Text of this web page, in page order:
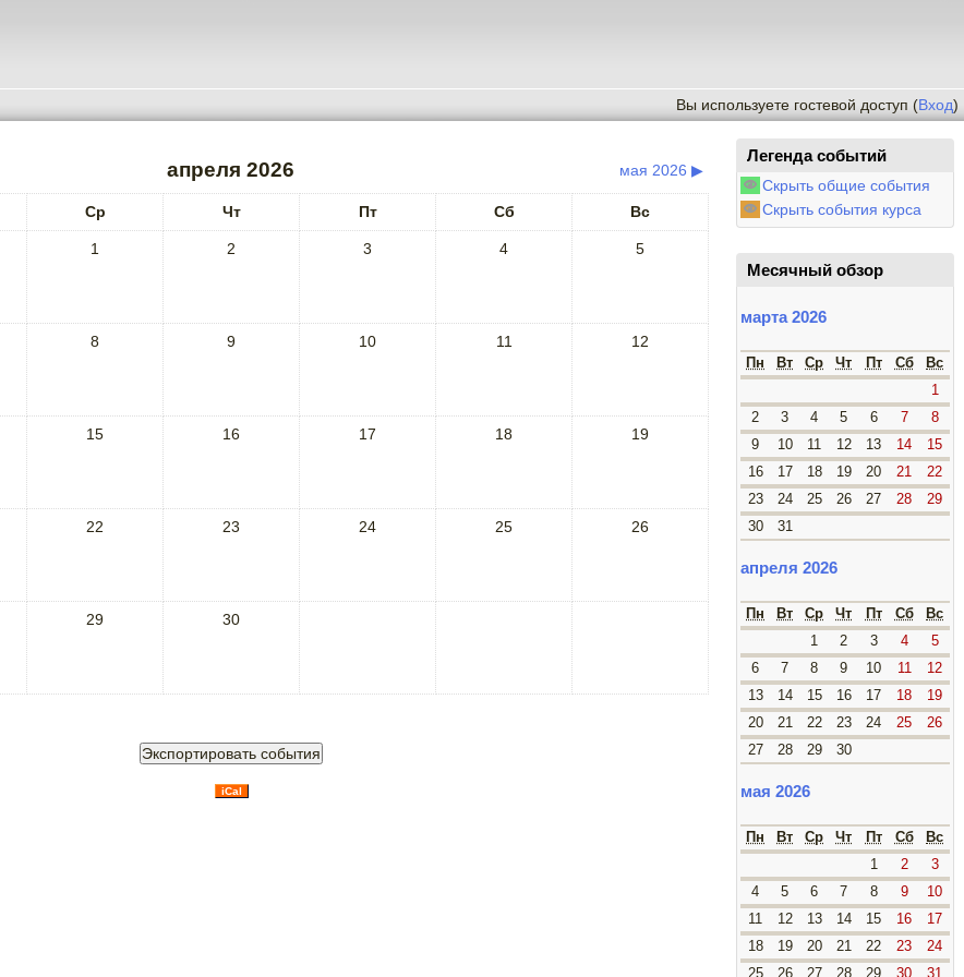
Вы используете гостевой доступ (Вход)
апреля 2026 мая 2026 ▶
Ср Чт Пт Сб Вс
1 2 3 4 5
8 9 10 11 12
15 16 17 18 19
22 23 24 25 26
29 30
iCal
Легенда событий
Скрыть общие события
Скрыть события курса
Месячный обзор
марта 2026
Пн Вт Ср Чт Пт Сб
Вс
1
2
3 4 5 6 7
8
9
10 11 12 13 14
15
16
17 18 19 20 21
22
23
24 25 26 27 28
29
30
31
апреля 2026
Пн Вт Ср Чт Пт Сб
Вс
1
2 3 4
5
6
7 8 9 10 11
12
13
14 15 16 17 18
19
20
21 22 23 24 25
26
27
28 29 30
мая 2026
Пн Вт Ср Чт Пт Сб
Вс
1
2
3
4
5 6 7 8 9
10
11
12 13 14 15 16
17
18
19 20 21 22 23
24
25
26 27 28 29 30 31